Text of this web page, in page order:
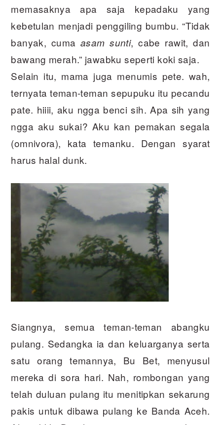
memasaknya apa saja kepadaku yang
kebetulan menjadi penggiling bumbu. “Tidak
banyak, cuma asam sunti, cabe rawit, dan
bawang merah.” jawabku seperti koki saja.
Selain itu, mama juga menumis pete. wah,
ternyata teman-teman sepupuku itu pecandu
pate. hiiii, aku ngga benci sih. Apa sih yang
ngga aku sukai? Aku kan pemakan segala
(omnivora), kata temanku. Dengan syarat
harus halal dunk.
Siangnya, semua teman-teman abangku
pulang. Sedangka ia dan keluarganya serta
satu orang temannya, Bu Bet, menyusul
mereka di sora hari. Nah, rombongan yang
telah duluan pulang itu menitipkan sekarung
pakis untuk dibawa pulang ke Banda Aceh.